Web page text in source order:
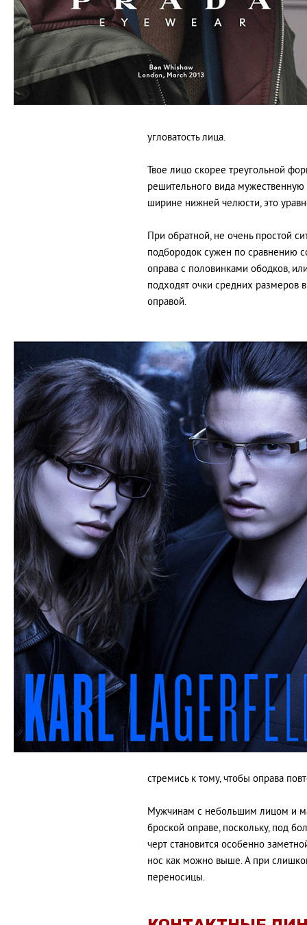
угловатость лица.
Твое лицо скорее треугольной
решительного вида
ширине нижней челюсти, это
При обратной, не очень простой
подбородок сужен по сравнению
оправа с половинками ободков,
подходят очки средних размеров
оправой.
стремись к тому, чтобы оправа
Мужчинам с небольшим лицом и
броской оправе, поскольку, под
черт становится особенно
нос как можно выше. А при
переносицы.